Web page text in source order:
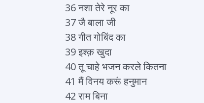
36 नशा तेरे नूर का
37 जै बाला जी
38 गीत गोबिंद का
39 इश्क़ खुदा
40 तू चाहे भजन करले कितना
41 मैं विनय करूं हनुमान
42 राम बिना